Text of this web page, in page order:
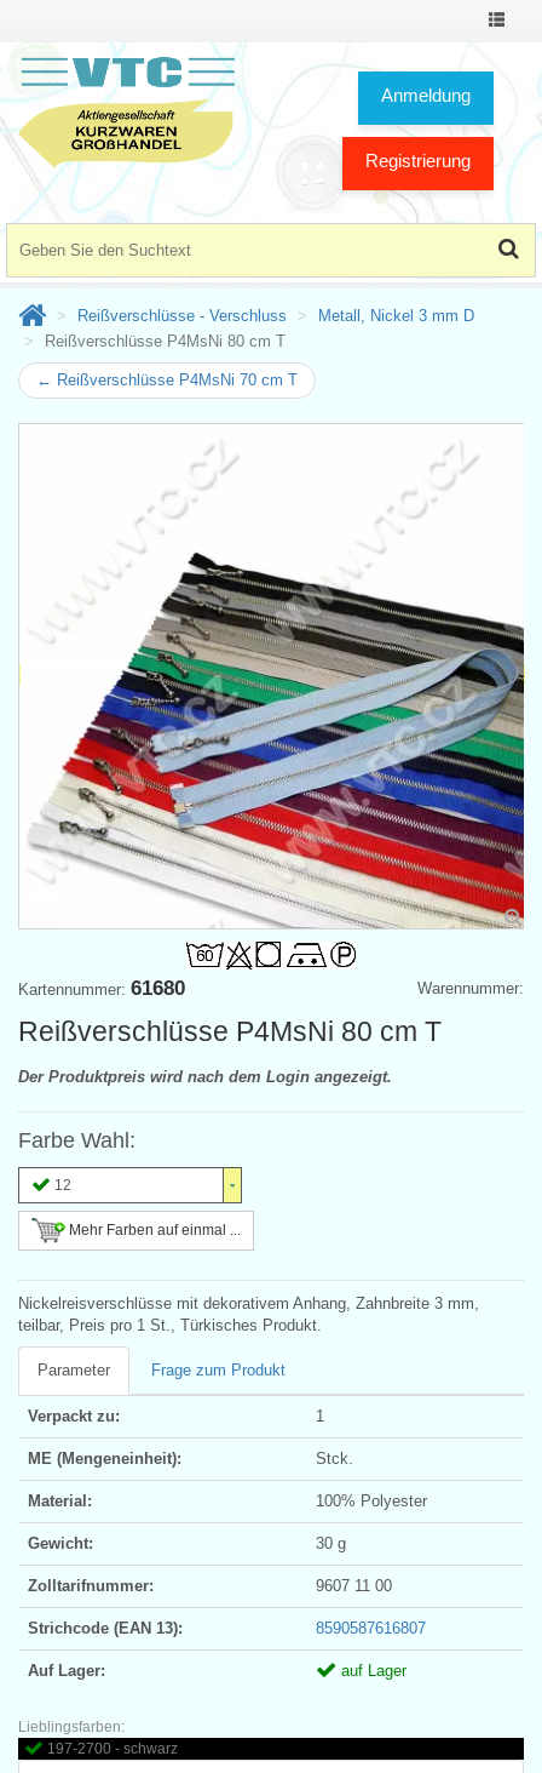
Toggle
Anmeldung
Registrierung
Reißverschlüsse - Verschluss
Metall, Nickel 3 mm D
Reißverschlüsse P4MsNi 80 cm T
← Reißverschlüsse P4MsNi 70 cm T
Warennummer:
Kartennummer: 61680
Reißverschlüsse P4MsNi 80 cm T
Der Produktpreis wird nach dem Login angezeigt.
Farbe Wahl:
12
Mehr Farben auf einmal ...
Nickelreisverschlüsse mit dekorativem Anhang, Zahnbreite 3 mm,
teilbar, Preis pro 1 St., Türkisches Produkt.
Parameter Frage zum Produkt
Verpackt zu: 1
ME (Mengeneinheit): Stck.
Material: 100% Polyester
Gewicht: 30 g
Zolltarifnummer: 9607 11 00
Strichcode (EAN 13): 8590587616807
Auf Lager: auf Lager
Lieblingsfarben:
197-2700 - schwarz